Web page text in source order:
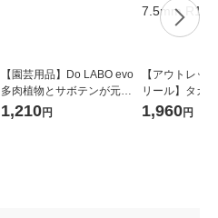
【園芸用品】Do LABO evo
多肉植物とサボテンが元気
に育つ水 300ml 54082 1本
1,210円
【アウトレッ
リール】タカ
ーロラLIGHT
1,960円